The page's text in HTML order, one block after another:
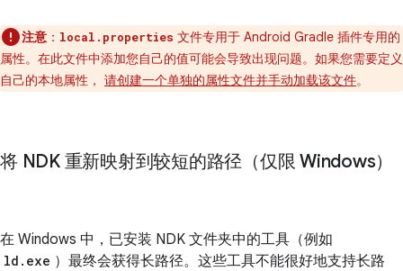
注意 ： local.properties 文件专用于 Android Gradle 插件专用的
属性。在此文件中添加您自己的值可能会导致出现问题。如果您需要定义
自己的本地属性， 请创建一个单独的属性文件并手动加载该文件。
将 NDK 重新映射到较短的路径（仅限 Windows）
在 Windows 中，已安装 NDK 文件夹中的工具（例如
ld.exe ）最终会获得长路径。这些工具不能很好地支持长路